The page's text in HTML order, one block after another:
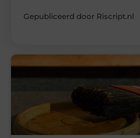
Gepubliceerd door Riscript.nl